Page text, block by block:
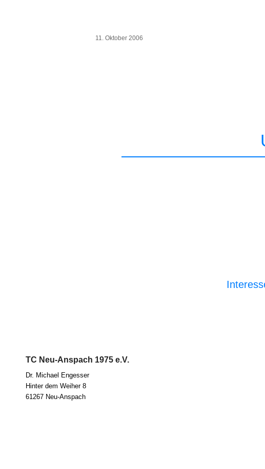
11. Oktober 2006
TC Neu-Anspach 1975 e.V.
Dr. Micha­el Eng­es­ser
Hin­ter dem Wei­her 8
61267 Neu-Anspach